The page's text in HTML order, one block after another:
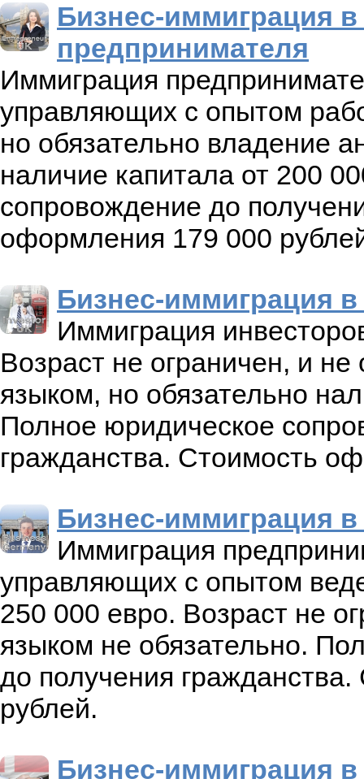
Бизнес-иммиграция
предпринимателя
Иммиграция
управляющих с опытом
но обязательно владение
наличие капитала от 200
сопровождение до
оформления 179 000
Бизнес-иммиграция
Иммиграция
Возраст не ограничен, и
языком, но обязательно
Полное юридическое
гражданства. Стоимость
Бизнес-иммиграция
Иммиграция
управляющих с опытом
250 000 евро. Возраст не
языком не обязательно.
до получения
рублей.
Бизнес-иммиграция